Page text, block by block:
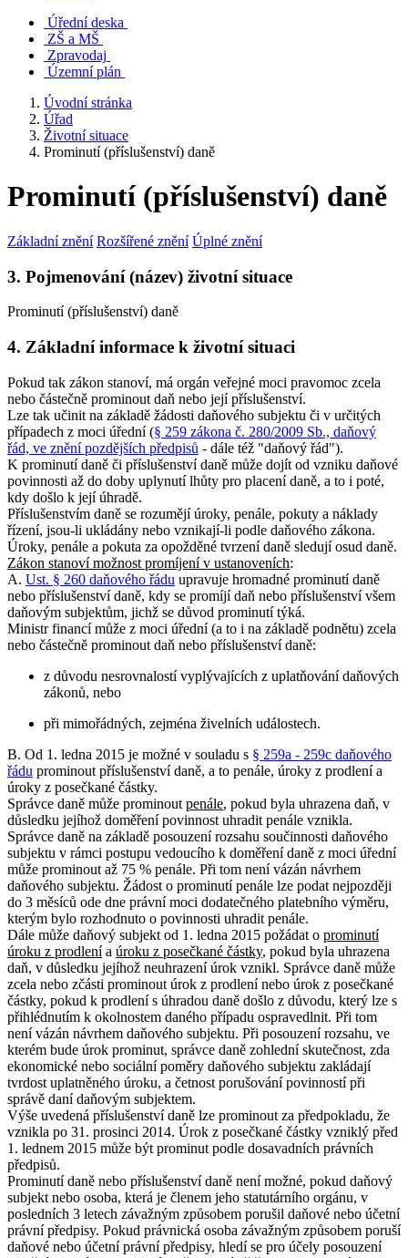
Úřední deska
ZŠ a MŠ
Zpravodaj
Územní plán
Úvodní stránka
Úřad
Životní situace
Prominutí (příslušenství) daně
Prominutí (příslušenství) daně
Základní znění Rozšířené znění Úplné znění
3. Pojmenování (název) životní situace
Prominutí (příslušenství) daně
4. Základní informace k životní situaci
Pokud tak zákon stanoví, má orgán veřejné moci pravomoc zcela
nebo částečně prominout daň nebo její příslušenství.
Lze tak učinit na základě žádosti daňového subjektu či v určitých
případech z moci úřední (§ 259 zákona č. 280/2009 Sb., daňový
řád, ve znění pozdějších předpisů - dále též "daňový řád").
K prominutí daně či příslušenství daně může dojít od vzniku daňové
povinnosti až do doby uplynutí lhůty pro placení daně, a to i poté,
kdy došlo k její úhradě.
Příslušenstvím daně se rozumějí úroky, penále, pokuty a náklady
řízení, jsou-li ukládány nebo vznikají-li podle daňového zákona.
Úroky, penále a pokuta za opožděné tvrzení daně sledují osud daně.
Zákon stanoví možnost promíjení v ustanoveních:
A. Ust. § 260 daňového řádu upravuje hromadné prominutí daně
nebo příslušenství daně, kdy se promíjí daň nebo příslušenství všem
daňovým subjektům, jichž se důvod prominutí týká.
Ministr financí může z moci úřední (a to i na základě podnětu) zcela
nebo částečně prominout daň nebo příslušenství daně:
z důvodu nesrovnalostí vyplývajících z uplatňování daňových
zákonů, nebo
při mimořádných, zejména živelních událostech.
B. Od 1. ledna 2015 je možné v souladu s § 259a - 259c daňového
řádu prominout příslušenství daně, a to penále, úroky z prodlení a
úroky z posečkané částky.
Správce daně může prominout penále, pokud byla uhrazena daň, v
důsledku jejíhož doměření povinnost uhradit penále vznikla.
Správce daně na základě posouzení rozsahu součinnosti daňového
subjektu v rámci postupu vedoucího k doměření daně z moci úřední
může prominout až 75 % penále. Při tom není vázán návrhem
daňového subjektu. Žádost o prominutí penále lze podat nejpozději
do 3 měsíců ode dne právní moci dodatečného platebního výměru,
kterým bylo rozhodnuto o povinnosti uhradit penále.
Dále může daňový subjekt od 1. ledna 2015 požádat o prominutí
úroku z prodlenía úroku z posečkané částky, pokud byla uhrazena
daň, v důsledku jejíhož neuhrazení úrok vznikl. Správce daně může
zcela nebo zčásti prominout úrok z prodlení nebo úrok z posečkané
částky, pokud k prodlení s úhradou daně došlo z důvodu, který lze s
přihlédnutím k okolnostem daného případu ospravedlnit. Při tom
není vázán návrhem daňového subjektu. Při posouzení rozsahu, ve
kterém bude úrok prominut, správce daně zohlední skutečnost, zda
ekonomické nebo sociální poměry daňového subjektu zakládají
tvrdost uplatněného úroku, a četnost porušování povinností při
správě daní daňovým subjektem.
Výše uvedená příslušenství daně lze prominout za předpokladu, že
vznikla po 31. prosinci 2014. Úrok z posečkané částky vzniklý před
1. lednem 2015 může být prominut podle dosavadních právních
předpisů.
Prominutí daně nebo příslušenství daně není možné, pokud daňový
subjekt nebo osoba, která je členem jeho statutárního orgánu, v
posledních 3 letech závažným způsobem porušil daňové nebo účetní
právní předpisy. Pokud právnická osoba závažným způsobem poruší
daňové nebo účetní právní předpisy, hledí se pro účely posouzení